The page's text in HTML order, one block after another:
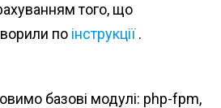
того, що
по інструкції.
базові модулі: php-fpm,